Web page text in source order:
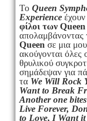
Το ​​ Queen
Experienceέχουν
φίλοι των Queen
απολαμβάνοντας
Queen σε μια
ακούγονται όλες
θρυλικού
σημάδεψαν για
τα We Will Rock
Want to Break
Another one
Live Forever,
to Love, I Want